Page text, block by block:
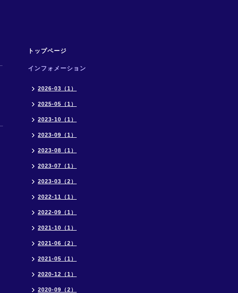
トップページ
インフォメーション
2026-03（1）
2025-05（1）
2023-10（1）
2023-09（1）
2023-08（1）
2023-07（1）
2023-03（2）
2022-11（1）
2022-09（1）
2021-10（1）
2021-06（2）
2021-05（1）
2020-12（1）
2020-09（2）